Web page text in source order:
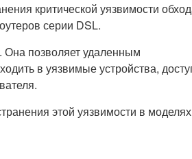
критической уязвимости
серии DSL.
Она позволяет удаленным
в уязвимые устройства,
этой уязвимости в